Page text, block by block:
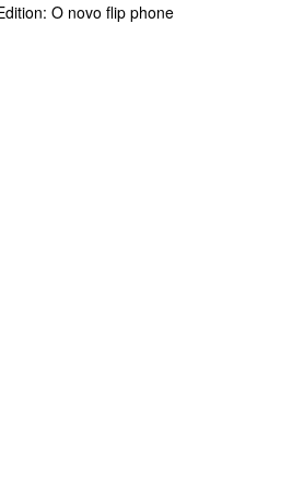
O novo flip phone